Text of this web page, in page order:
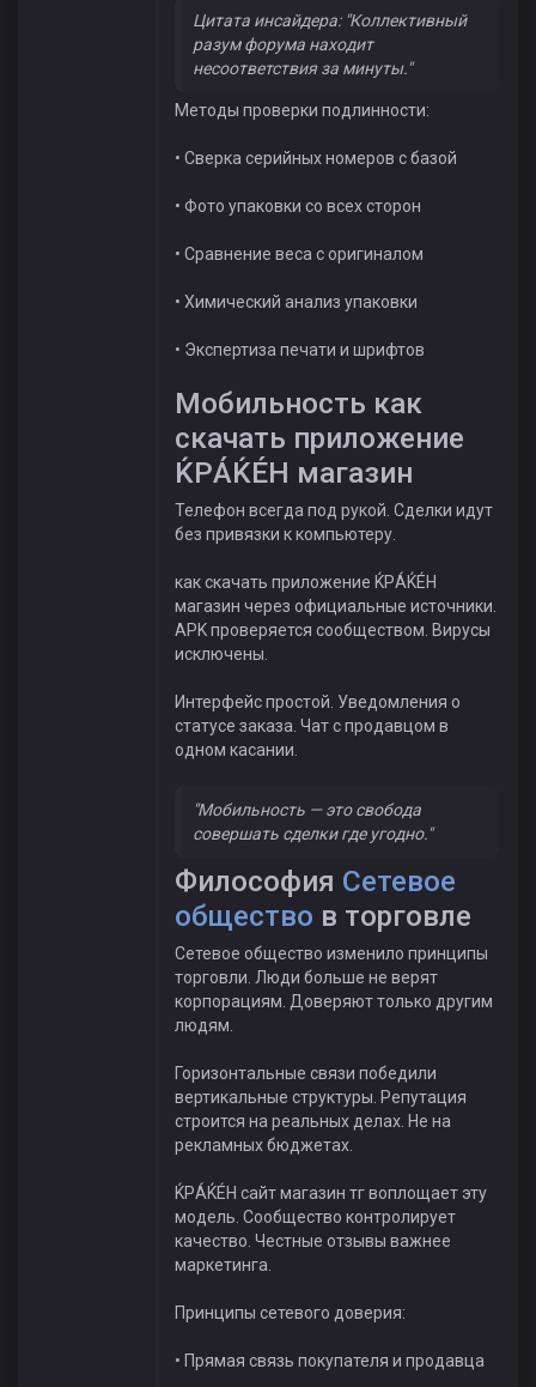
Цитата инсайдера: "Коллективный
разум форума находит
несоответствия за минуты."
Методы проверки подлинности:
• Сверка серийных номеров с базой
• Фото упаковки со всех сторон
• Сравнение веса с оригиналом
• Химический анализ упаковки
• Экспертиза печати и шрифтов
Мобильность как
скачать приложение
ЌРÁЌÉH магазин
Телефон всегда под рукой. Сделки идут
без привязки к компьютеру.
как скачать приложение ЌРÁЌÉH
магазин через официальные источники.
APK проверяется сообществом. Вирусы
исключены.
Интерфейс простой. Уведомления о
статусе заказа. Чат с продавцом в
одном касании.
"Мобильность — это свобода
совершать сделки где угодно."
Философия Сетевое
общество в торговле
Сетевое общество изменило принципы
торговли. Люди больше не верят
корпорациям. Доверяют только другим
людям.
Горизонтальные связи победили
вертикальные структуры. Репутация
строится на реальных делах. Не на
рекламных бюджетах.
ЌРÁЌÉH сайт магазин тг воплощает эту
модель. Сообщество контролирует
качество. Честные отзывы важнее
маркетинга.
Принципы сетевого доверия:
• Прямая связь покупателя и продавца